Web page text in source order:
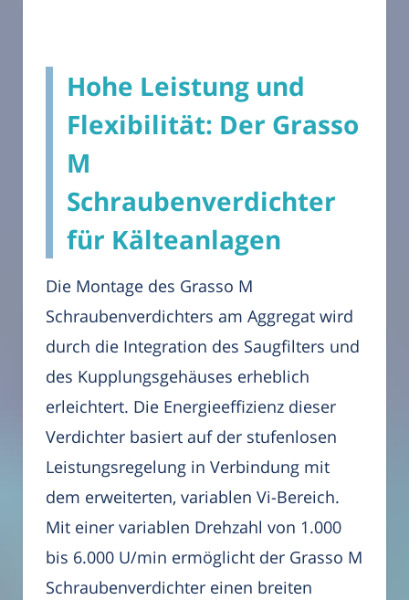
Hohe Leistung und
Flexibilität: Der Grasso
M
Schraubenverdichter
für Kälteanlagen
Die Montage des Grasso M
Schraubenverdichters am Aggregat wird
durch die Integration des Saugfilters und
des Kupplungsgehäuses erheblich
erleichtert. Die Energieeffizienz dieser
Verdichter basiert auf der stufenlosen
Leistungsregelung in Verbindung mit
dem erweiterten, variablen Vi-Bereich.
Mit einer variablen Drehzahl von 1.000
bis 6.000 U/min ermöglicht der Grasso M
Schraubenverdichter einen breiten